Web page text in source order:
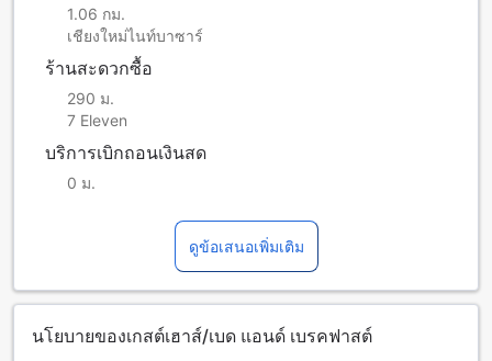
1.06 กม.
เชียงใหม่ไนท์บาซาร์
ร้านสะดวกซื้อ
290 ม.
7 Eleven
บริการเบิกถอนเงินสด
0 ม.
ดูข้อเสนอเพิ่มเติม
นโยบายของเกสต์เฮาส์/เบด แอนด์ เบรคฟาสต์